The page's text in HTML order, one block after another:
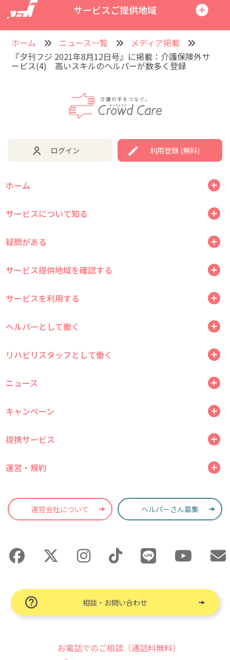
サービスご提供地域
ホーム ニュース一覧
メディア掲載
『夕刊フジ 2021年8月12日号』に掲載：介護保険外サ
ービス(4) 高いスキルのヘルパーが数多く登録
ログイン 利用登録 (無料)
ホーム
サービスについて知る
疑問がある
サービス提供地域を確認する
サービスを利用する
ヘルパーとして働く
リハビリスタッフとして働く
ニュース
キャンペーン
提携サービス
運営・規約
運営会社について ヘルパーさん募集
相談・お問い合わせ
お電話でのご相談（通話料無料）